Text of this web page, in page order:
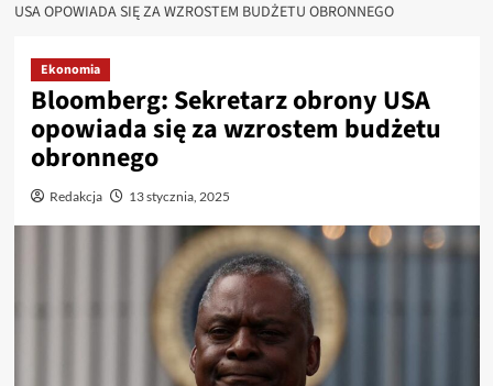
USA OPOWIADA SIĘ ZA WZROSTEM BUDŻETU OBRONNEGO
Ekonomia
Bloomberg: Sekretarz obrony USA
opowiada się za wzrostem budżetu
obronnego
Redakcja 13 stycznia, 2025